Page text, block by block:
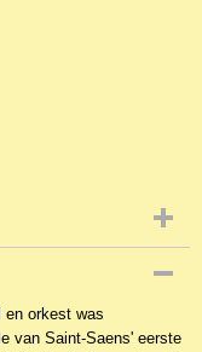
en orkest was
van Saint-Saens' eerste